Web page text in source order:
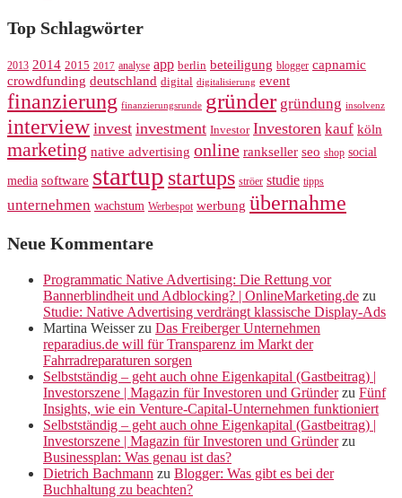
Top Schlagwörter
2013 2014 2015 2017 analyse app berlin beteiligung blogger capnamic
crowdfunding deutschland digital digitalisierung event
finanzierung finanzierungsrunde gründer gründung insolvenz
interview invest investment Investor Investoren kauf köln
marketing native advertising online rankseller seo shop social
media software startup startups ströer studie tipps
unternehmen wachstum Werbespot werbung übernahme
Neue Kommentare
Programmatic Native Advertising: Die Rettung vor
Bannerblindheit und Adblocking? | OnlineMarketing.de zu
Studie: Native Advertising verdrängt klassische Display-Ads
Martina Weisserzu Das Freiberger Unternehmen
reparadius.de will für Transparenz im Markt der
Fahrradreparaturen sorgen
Selbstständig – geht auch ohne Eigenkapital (Gastbeitrag) |
Investorszene | Magazin für Investoren und Gründerzu Fünf
Insights, wie ein Venture-Capital-Unternehmen funktioniert
Selbstständig – geht auch ohne Eigenkapital (Gastbeitrag) |
Investorszene | Magazin für Investoren und Gründerzu
Businessplan: Was genau ist das?
Dietrich Bachmann zu Blogger: Was gibt es bei der
Buchhaltung zu beachten?